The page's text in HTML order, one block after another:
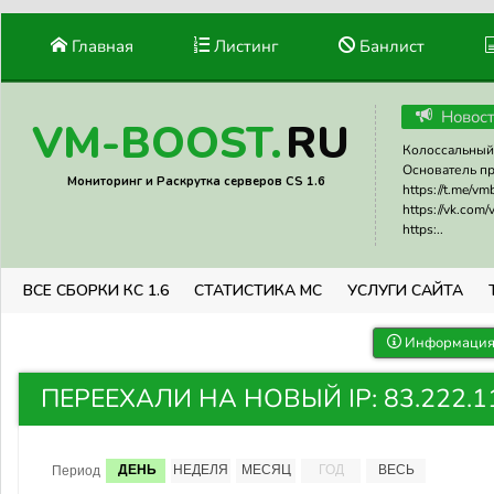
Главная Листинг Банлист
VM-BOOST.RU
Мониторинг и Раскрутка серверов CS 1.6
Основатель
https://t.me/
https://vk.com/
https:..
ВСЕ СБОРКИ КС 1.6 СТАТИСТИКА МС УСЛУГИ САЙТА
ПЕРЕЕХАЛИ НА НОВЫЙ IP:
Период ДЕНЬ НЕДЕЛЯ МЕСЯЦ ГОД ВЕСЬ